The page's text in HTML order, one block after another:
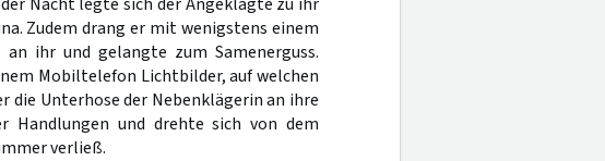
Zudem drang er mit wenigstens einem
ihr und gelangte zum Samenerguss.
Mobiltelefon Lichtbilder, auf welchen
die Unterhose der Nebenklägerin an ihre
Handlungen und drehte sich von dem
verließ.